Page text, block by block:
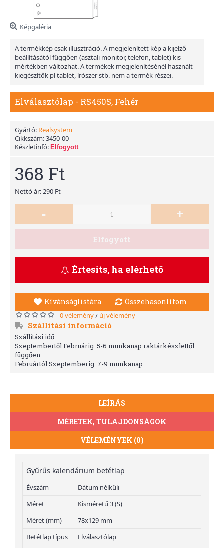
Képgaléria
A termékkép csak illusztráció. A megjelenített kép a kijelző
beállításától függően (asztali monitor, telefon, tablet) kis
mértékben változhat. A termékek megjelenítésénél használt
kiegészítők pl tablet, írószer stb. nem a termék részei.
Elválasztólap - RS450S, Fehér
Gyártó: Realsystem
Cikkszám:3450-00
Készletinfó: Elfogyott
368 Ft
Nettó ár: 290 Ft
- +
Elfogyott
Értesíts, ha elérhető
Kívánságlistára Összehasonlítom
0 vélemény/ új vélemény
Szállítási információ
Szállítási idő:
Szeptembertől Februárig: 5-6 munkanap raktárkészlettől
függően.
Februártól Szeptemberig: 7-9 munkanap
LEÍRÁS
MÉRETEK, TULAJDONSÁGOK
VÉLEMÉNYEK (0)
Gyűrűs kalendárium betétlap
Évszám
Dátum nélküli
Méret
Kisméretű 3 (S)
Méret (mm)
78x129 mm
Betétlap típus
Elválasztólap